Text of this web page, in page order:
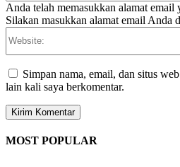
Anda telah memasukkan alamat email
Silakan masukkan alamat email Anda
Simpan nama, email, dan situs
lain kali saya berkomentar.
MOST POPULAR